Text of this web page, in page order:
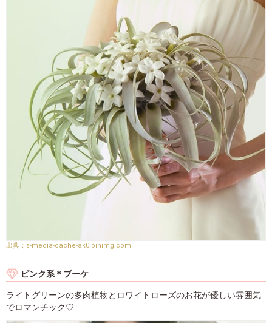
s-media-cache-ak0.pinimg.com
ピンク系＊ブーケ
ライトグリーンの多肉植物とロワイトローズのお花が優しい雰囲気
でロマンチック♡